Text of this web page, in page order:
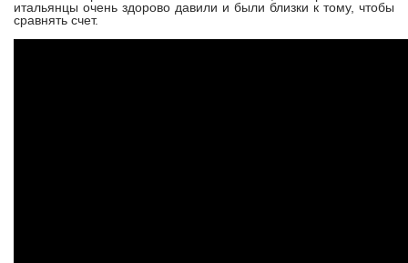
итальянцы очень здорово давили и были близки к тому, чтобы
сравнять счет.